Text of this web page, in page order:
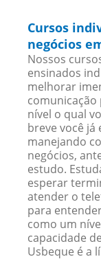
Cursos
negócios
Nossos
ensinados
melhorar
nível o qual
breve você
manejando
negócios,
estudo.
esperar
atender o
para
como um
capacidade
Usbeque é a